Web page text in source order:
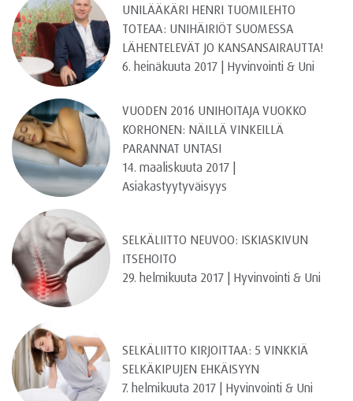
UNILÄÄKÄRI HENRI TUOMILEHTO
TOTEAA: UNIHÄIRIÖT SUOMESSA
LÄHENTELEVÄT JO KANSANSAIRAUTTA!
6. heinäkuuta 2017 | Hyvinvointi & Uni
VUODEN 2016 UNIHOITAJA VUOKKO
KORHONEN: NÄILLÄ VINKEILLÄ
PARANNAT UNTASI
14. maaliskuuta 2017 |
Asiakastyytyväisyys
SELKÄLIITTO NEUVOO: ISKIASKIVUN
ITSEHOITO
29. helmikuuta 2017 | Hyvinvointi & Uni
SELKÄLIITTO KIRJOITTAA: 5 VINKKIÄ
SELKÄKIPUJEN EHKÄISYYN
7. helmikuuta 2017 | Hyvinvointi & Uni